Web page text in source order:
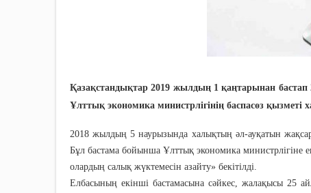
Қазақстандықтар 2019 жылдың 1 қаңтарынан
Ұлттық экономика министрлігінің баспасөз қызметі
2018 жылдың 5 наурызында халықтың әл-ауқатын
Бұл бастама бойынша Ұлттық экономика
олардың салық жүктемесін азайту» бекітілді.
Елбасының екінші бастамасына сәйкес, жалақысы 25